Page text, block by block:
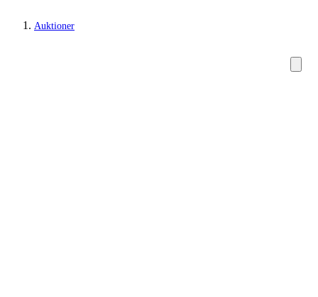
Auktioner